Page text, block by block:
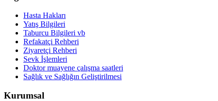
Hasta Hakları
Yatış Bilgileri
Taburcu Bilgileri vb
Refakatçi Rehberi
Ziyaretçi Rehberi
Sevk İşlemleri
Doktor muayene çalışma saatleri
Sağlık ve Sağlığın Geliştirilmesi
Kurumsal